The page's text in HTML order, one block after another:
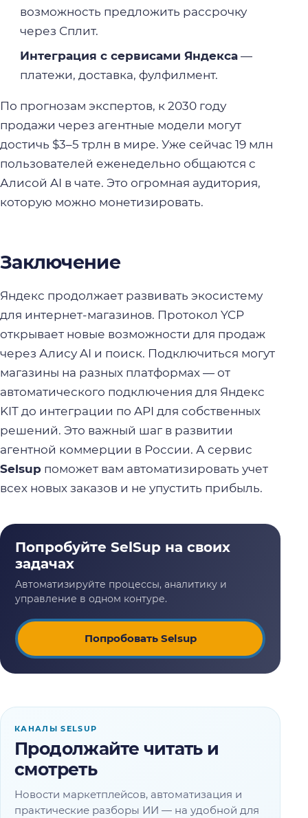
возможность предложить рассрочку
через Сплит.
Интеграция с сервисами Яндекса—
платежи, доставка, фулфилмент.
По прогнозам экспертов, к 2030 году
продажи через агентные модели могут
достичь $3–5 трлн в мире. Уже сейчас 19 млн
пользователей еженедельно общаются с
Алисой AI в чате. Это огромная аудитория,
которую можно монетизировать.
Заключение
Яндекс продолжает развивать экосистему
для интернет-магазинов. Протокол YCP
открывает новые возможности для продаж
через Алису AI и поиск. Подключиться могут
магазины на разных платформах — от
автоматического подключения для Яндекс
KIT до интеграции по API для собственных
решений. Это важный шаг в развитии
агентной коммерции в России. А сервис
Selsup поможет вам автоматизировать учет
всех новых заказов и не упустить прибыль.
Попробовать Selsup
КАНАЛЫ SELSUP
Продолжайте читать и
смотреть
Новости маркетплейсов, автоматизация и
практические разборы ИИ — на удобной для